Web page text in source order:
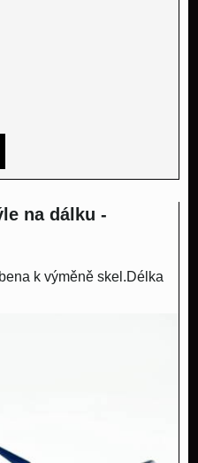
na dálku -
k výměně skel.Délka